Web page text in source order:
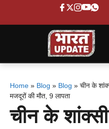
Home » Blog » Blog » चीन के
मजदूरों की मौत, 9 लापता
चीन के